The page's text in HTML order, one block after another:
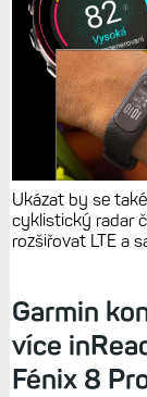
Ukázat by se
cyklistický radar
rozšiřovat LTE a
Garmin
více
Fénix 8